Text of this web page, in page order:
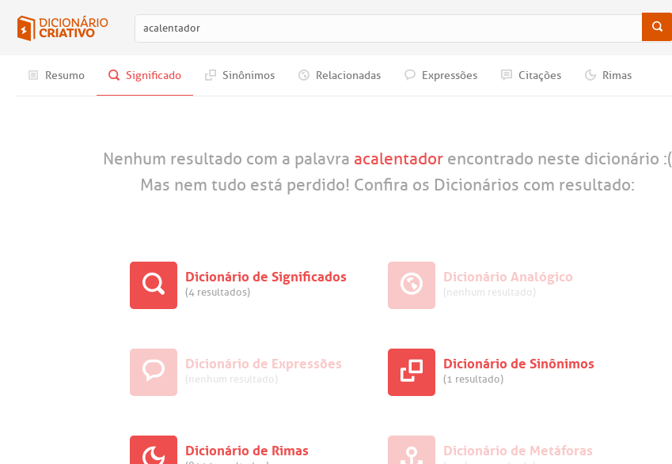
Resumo Significado Sinônimos Relacionadas Expressões Citações Rimas
Nenhum resultado com a palavra acalentadorencontrado neste dicionário :(
Mas nem tudo está perdido! Confira os Dicionários com resultado:
Dicionário de Significados
(4 resultados)
Dicionário Analógico
(nenhum resultado)
Dicionário de Expressões
(nenhum resultado)
Dicionário de Sinônimos
(1 resultado)
Dicionário de Rimas Dicionário de Metáforas